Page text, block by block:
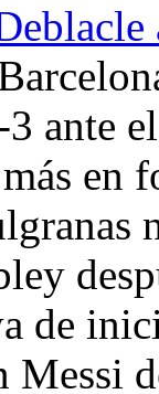
ante
en
de
Messi